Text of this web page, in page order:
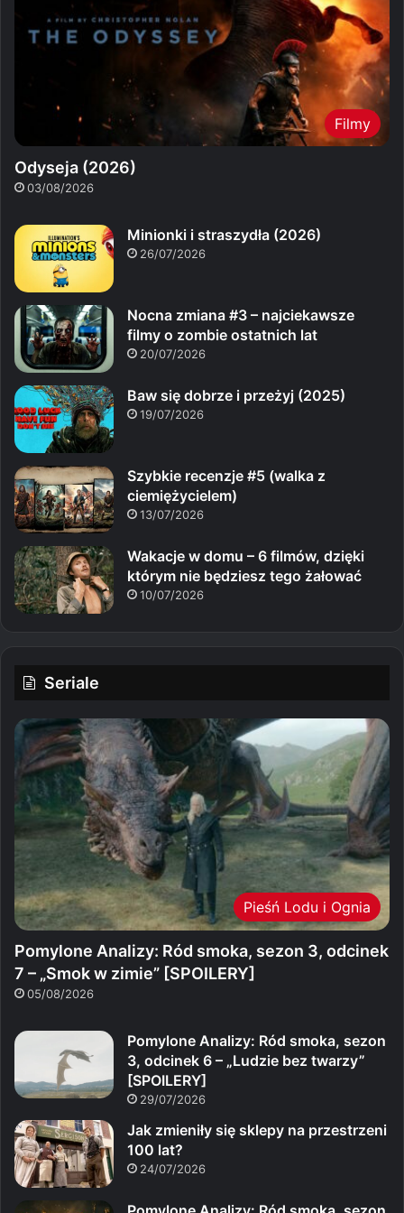
Filmy
Odyseja (2026)
03/08/2026
Minionki i straszydła (2026)
26/07/2026
Nocna zmiana #3 – najciekawsze
filmy o zombie ostatnich lat
20/07/2026
Baw się dobrze i przeżyj (2025)
19/07/2026
Szybkie recenzje #5 (walka z
ciemiężycielem)
13/07/2026
Wakacje w domu – 6 filmów, dzięki
którym nie będziesz tego żałować
10/07/2026
Seriale
Pieśń Lodu i Ognia
Pomylone Analizy: Ród smoka, sezon 3, odcinek
7 – „Smok w zimie” [SPOILERY]
05/08/2026
Pomylone Analizy: Ród smoka, sezon
3, odcinek 6 – „Ludzie bez twarzy”
[SPOILERY]
29/07/2026
Jak zmieniły się sklepy na przestrzeni
100 lat?
24/07/2026